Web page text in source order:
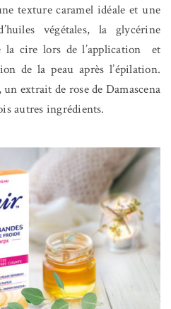
texture caramel idéale et une
végétales, la glycérine
cire lors de l’application
et
de la peau après l’épilation.
extrait de rose de Damascena
autres ingrédients.